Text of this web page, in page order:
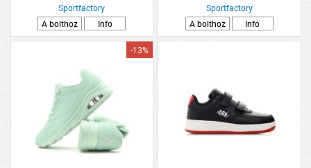
Sportfactory
A bolthoz
Info
Sportfactory
A bolthoz
Info
-13%